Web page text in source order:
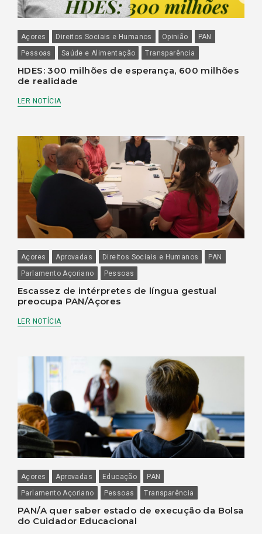
Açores Direitos Sociais e Humanos Opinião
PAN
Pessoas
Saúde e Alimentação Transparência
HDES: 300 milhões de esperança, 600 milhões
de realidade
LER NOTÍCIA
Açores Aprovadas Direitos Sociais e Humanos
PAN
Parlamento Açoriano
Pessoas
Escassez de intérpretes de língua gestual
preocupa PAN/Açores
LER NOTÍCIA
Açores Aprovadas Educação
PAN
Parlamento Açoriano
Pessoas Transparência
PAN/A quer saber estado de execução da Bolsa
do Cuidador Educacional